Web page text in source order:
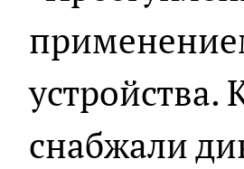
устройства.
снабжали